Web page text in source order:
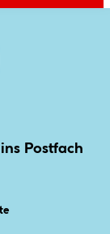
Postfach